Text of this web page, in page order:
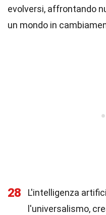
evolversi, affrontando
un mondo in
28
L'intelligenza
l'universalismo,